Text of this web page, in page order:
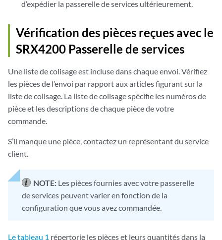
d’expédier la passerelle de services ultérieurement.
Vérification des pièces reçues avec le
SRX4200 Passerelle de services
Une liste de colisage est incluse dans chaque envoi. Vérifiez
les pièces de l’envoi par rapport aux articles figurant sur la
liste de colisage. La liste de colisage spécifie les numéros de
pièce et les descriptions de chaque pièce de votre
commande.
S’il manque une pièce, contactez un représentant du service
client.
NOTE: Les pièces fournies avec votre passerelle
de services peuvent varier en fonction de la
configuration que vous avez commandée.
Le tableau 1 répertorie les pièces et leurs quantités dans la